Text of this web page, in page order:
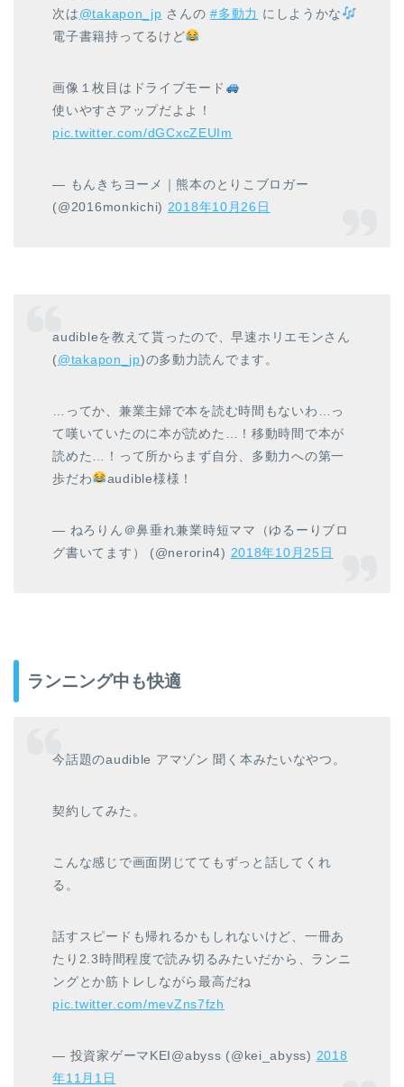
次は@takapon_jp さんの#多動力 にしようかな
電子書籍持ってるけど
画像１枚目はドライブモード
使いやすさアップだよよ！
pic.twitter.com/dGCxcZEUIm
— もんきちヨーメ｜熊本のとりこブロガー
(@2016monkichi) 2018年10月26日
audibleを教えて貰ったので、早速ホリエモンさん
(@takapon_jp)の多動力読んでます。
…ってか、兼業主婦で本を読む時間もないわ…っ
て嘆いていたのに本が読めた…！移動時間で本が
読めた…！って所からまず自分、多動力への第一
歩だわ
audible様様！
— ねろりん＠鼻垂れ兼業時短ママ（ゆるーりブロ
グ書いてます） (@nerorin4) 2018年10月25日
ランニング中も快適
今話題のaudible アマゾン 聞く本みたいなやつ。
契約してみた。
こんな感じで画面閉じててもずっと話してくれ
る。
話すスピードも帰れるかもしれないけど、一冊あ
たり2.3時間程度で読み切るみたいだから、ランニ
ングとか筋トレしながら最高だね
pic.twitter.com/mevZns7fzh
— 投資家ゲーマKEI@abyss (@kei_abyss) 2018
年11月1日